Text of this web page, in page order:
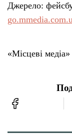
Джерело:
«Місцеві медіа»